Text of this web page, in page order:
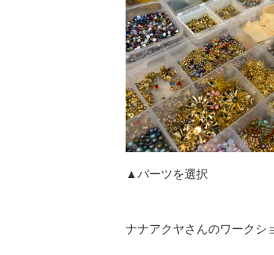
▲パーツ
ナナアクヤさんのワークシ